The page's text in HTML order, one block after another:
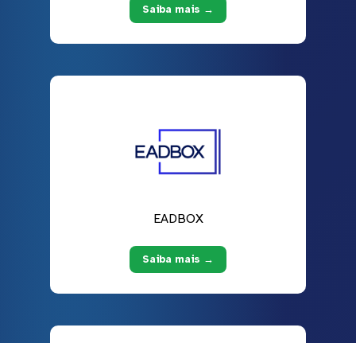
Saiba mais →
EADBOX
Saiba mais →